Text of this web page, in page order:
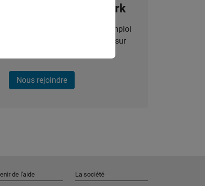
notre Talent Network
alertes pour des opportunités d'emploi
des articles et des actualités sur
Nous rejoindre
de l'aide La société